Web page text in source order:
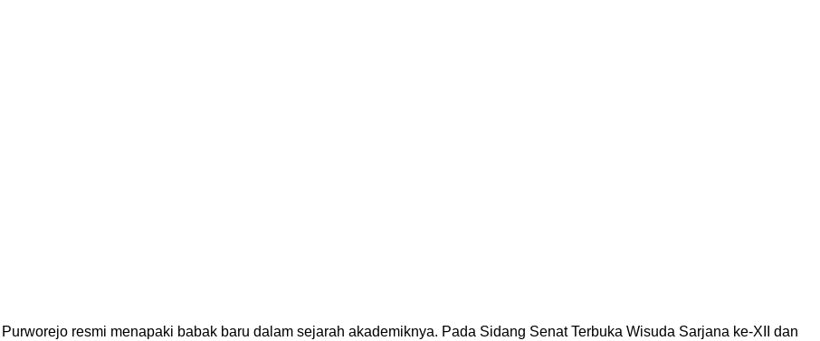
resmi menapaki babak baru dalam sejarah akademiknya. Pada Sidang Senat Terbuka Wisuda Sarjana ke-XII dan